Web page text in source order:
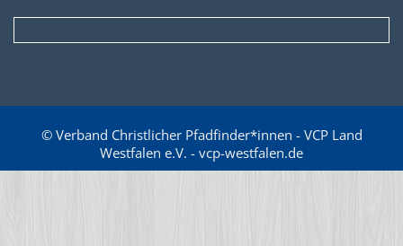
© Verband Christlicher Pfadfinder*innen - VCP Land
Westfalen e.V. - vcp-westfalen.de